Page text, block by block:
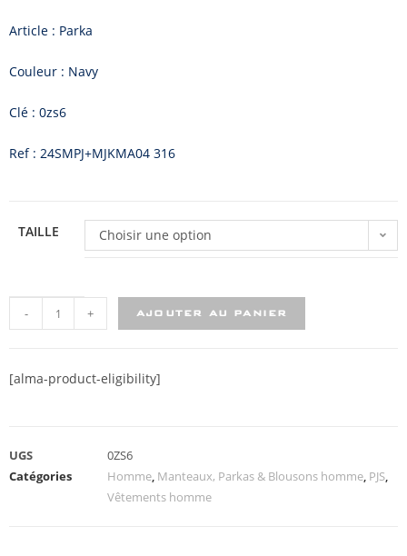
Article : Parka
Couleur : Navy
Clé : 0zs6
Ref : 24SMPJ+MJKMA04 316
TAILLE Choisir une option
- + AJOUTER AU PANIER
[alma-product-eligibility]
UGS
0ZS6
Catégories
Homme, Manteaux, Parkas & Blousons homme, PJS,
Vêtements homme